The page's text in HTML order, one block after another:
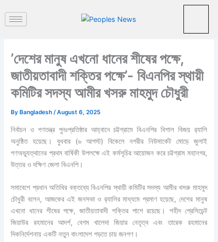
content
’দেশের মানুষ এখনো ধানের শীষের পক্ষে,
জাতীয়তাবাদী শক্তির পক্ষে’- বিএনপির স্থায়ী
কমিটির সদস্য আমীর খসরু মাহমুদ চৌধুরী
By Bangladesh/August 6, 2025
নির্বাচন ও গণতন্ত্র পুনঃপ্রতিষ্ঠার আহ্বানে চট্টগ্রামে বিএনপির বিশাল বিজয় র‍্যালি
অনুষ্ঠিত হয়েছে। বুধবার (৬ আগস্ট) বিকেলে নগরীর নিউমার্কেট মোড়ে জুলাই
গণঅভ্যুত্থানের প্রথম বার্ষিকী উপলক্ষে এই কর্মসূচির আয়োজন করে চট্টগ্রাম মহানগর,
উত্তর ও দক্ষিণ জেলা বিএনপি।
সমাবেশে প্রধান অতিথির বক্তব্যে বিএনপির স্থায়ী কমিটির সদস্য আমীর খসরু মাহমুদ
চৌধুরী বলেন, আজকের এই জনসভা ও র‍্যালির মাধ্যমে প্রমাণ হয়েছে, দেশের মানুষ
এখনো ধানের শীষের পক্ষে, জাতীয়তাবাদী শক্তির পাশে রয়েছে। শহীদ প্রেসিডেন্ট
জিয়াউর রহমানের আদর্শ, বেগম খালেদা জিয়ার নেতৃত্ব এবং তারেক রহমানের
দিকনির্দেশনায় একটি নতুন বাংলাদেশ গড়তে চায় জনগণ।
রা
ত
ব